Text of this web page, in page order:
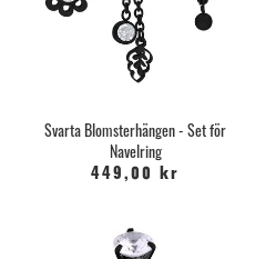
Svarta Blomsterhängen - Set för
Navelring
449,00 kr